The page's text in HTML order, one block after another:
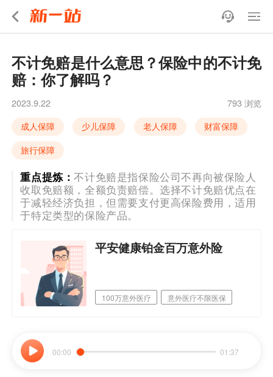
不计免赔是什么意思？保险中的不计免
赔：你了解吗？
2023.9.22
793 浏览
成人保障
少儿保障 老人保障
财富保障
旅行保障
重点提炼：不计免赔是指保险公司不再向被保险人
收取免赔额，全额负责赔偿。选择不计免赔优点在
于减轻经济负担，但需要支付更高保险费用，适用
于特定类型的保险产品。
平安健康铂金百万意外险
100万意外医疗
意外医疗不限医保
00:00 01:37